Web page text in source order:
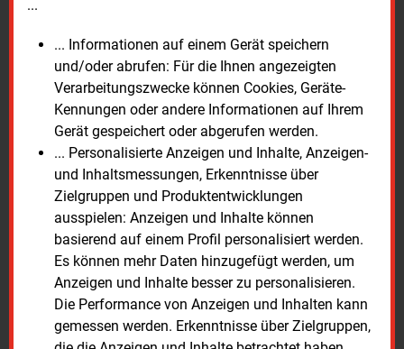
...
... Informationen auf einem Gerät speichern
und/oder abrufen: Für die Ihnen angezeigten
Verarbeitungszwecke können Cookies, Geräte-
Kennungen oder andere Informationen auf Ihrem
Gerät gespeichert oder abgerufen werden.
... Personalisierte Anzeigen und Inhalte, Anzeigen-
und Inhaltsmessungen, Erkenntnisse über
Zielgruppen und Produktentwicklungen
ausspielen: Anzeigen und Inhalte können
basierend auf einem Profil personalisiert werden.
Es können mehr Daten hinzugefügt werden, um
Anzeigen und Inhalte besser zu personalisieren.
Die Performance von Anzeigen und Inhalten kann
gemessen werden. Erkenntnisse über Zielgruppen,
E&M
WINDKRAFT
Donnerstag, 6.08.2026, 16:08 Uhr